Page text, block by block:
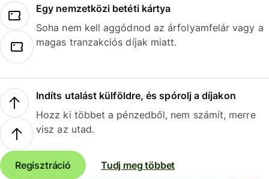
Egy nemzetközi betéti kártya
Soha nem kell aggódnod az árfolyamfelár vagy a
magas tranzakciós díjak miatt.
Indíts utalást külföldre, és spórolj a díjakon
Hozz ki többet a pénzedből, nem számít, merre
visz az utad.
Regisztráció Tudj meg többet